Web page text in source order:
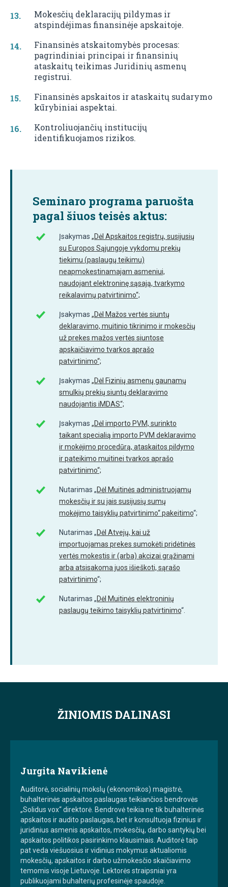
Mokesčių deklaracijų pildymas ir
atspindėjimas finansinėje apskaitoje.
Finansinės atskaitomybės procesas:
pagrindiniai principai ir finansinių
ataskaitų teikimas Juridinių asmenų
registrui.
Finansinės apskaitos ir ataskaitų sudarymo
kūrybiniai aspektai.
Kontroliuojančių institucijų
identifikuojamos rizikos.
Seminaro programa paruošta
pagal šiuos teisės aktus:
Įsakymas „Dėl Apskaitos registrų, susijusių
su Europos Sąjungoje vykdomu prekių
tiekimu (paslaugų teikimu)
neapmokestinamajam asmeniui,
naudojant elektroninę sąsają, tvarkymo
reikalavimų patvirtinimo“;
Įsakymas „Dėl Mažos vertės siuntų
deklaravimo, muitinio tikrinimo ir mokesčių
už prekes mažos vertės siuntose
apskaičiavimo tvarkos aprašo
patvirtinimo“;
Įsakymas „Dėl Fizinių asmenų gaunamų
smulkių prekių siuntų deklaravimo
naudojantis iMDAS“;
Įsakymas „Dėl importo PVM, surinkto
taikant specialią importo PVM deklaravimo
ir mokėjimo procedūrą, ataskaitos pildymo
ir pateikimo muitinei tvarkos aprašo
patvirtinimo“;
Nutarimas „Dėl Muitinės administruojamų
mokesčių ir su jais susijusių sumų
mokėjimo taisyklių patvirtinimo“ pakeitimo“;
Nutarimas „Dėl Atvejų, kai už
importuojamas prekes sumokėti pridėtinės
vertės mokestis ir (arba) akcizai grąžinami
arba atsisakoma juos išieškoti, sąrašo
patvirtinimo“;
Nutarimas „Dėl Muitinės elektroninių
paslaugų teikimo taisyklių patvirtinimo“.
ŽINIOMIS DALINASI
Jurgita Navikienė
Auditorė, socialinių mokslų (ekonomikos) magistrė,
buhalterinės apskaitos paslaugas teikiančios bendrovės
„Solidus vox“ direktorė. Bendrovė teikia ne tik buhalterinės
apskaitos ir audito paslaugas, bet ir konsultuoja fizinius ir
juridinius asmenis apskaitos, mokesčių, darbo santykių bei
apskaitos politikos pasirinkimo klausimais. Auditorė taip
pat veda viešuosius ir vidinius mokymus aktualiomis
mokesčių, apskaitos ir darbo užmokesčio skaičiavimo
temomis visoje Lietuvoje. Lektorės straipsniai yra
publikuojami buhalterių profesinėje spaudoje.